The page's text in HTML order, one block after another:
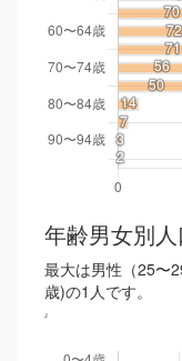
年齢男女別人
最大は男性（25〜
歳)の1人です。